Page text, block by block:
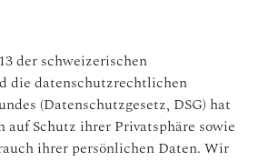
der schweizerischen
die datenschutzrechtlichen
(Datenschutzgesetz, DSG) hat
auf Schutz ihrer Privatsphäre sowie
ihrer persönlichen Daten. Wir